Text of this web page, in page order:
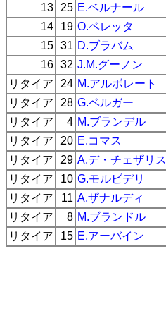
13
25 E.ベルナール
14
19 O.ベレッタ
15 31 D.ブラバム
16 32 J.M.グーノン
リタイア
24 M.アルボレート
リタイア
28 G.ベルガー
リタイア
4 M.ブランデル
リタイア
20 E.コマス
リタイア
29 A.デ・チェザリス
リタイア
10 G.モルビデリ
リタイア
11 A.ザナルディ
リタイア
8 M.ブランドル
リタイア
15 E.アーバイン